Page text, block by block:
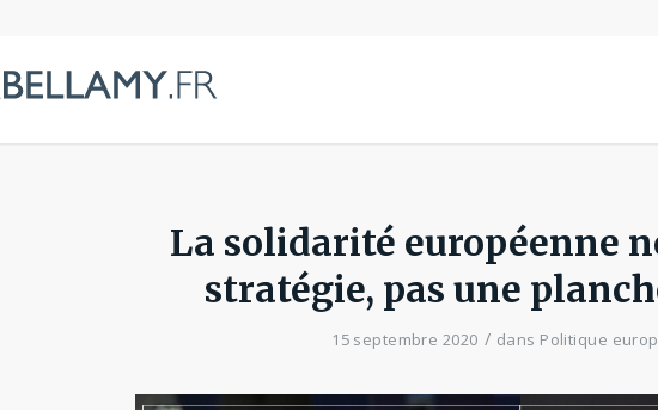
La solidarité européenne
stratégie, pas une
15 septembre 2020 / dans Politique